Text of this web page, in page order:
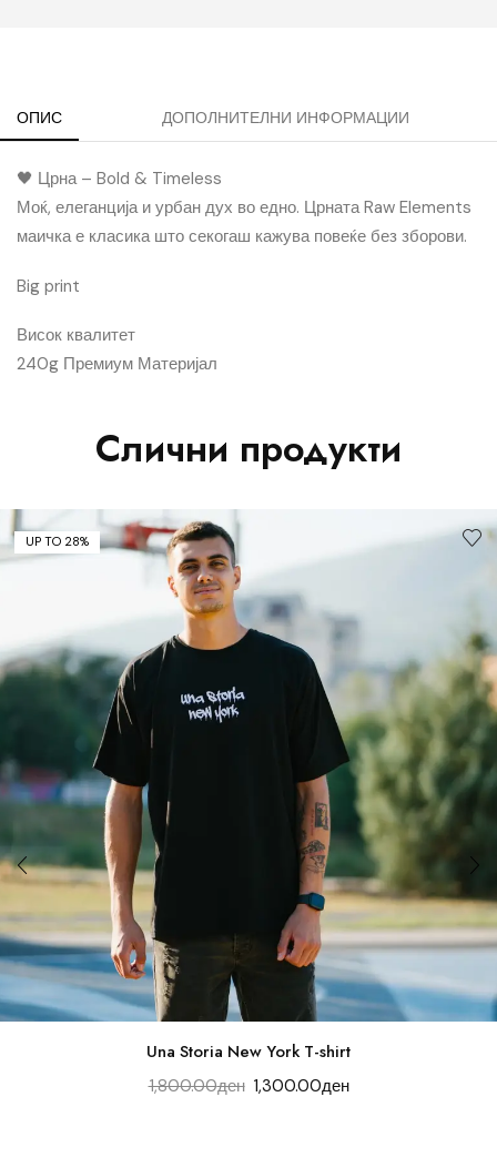
ОПИС ДОПОЛНИТЕЛНИ ИНФОРМАЦИИ
🖤 Црна – Bold & Timeless
Моќ, елеганција и урбан дух во едно. Црната Raw Elements
маичка е класика што секогаш кажува повеќе без зборови.
Big print
Висок квалитет
240g Премиум Материјал
Слични продукти
UP TO 28%
Una Storia New York T-shirt
1,800.00ден 1,300.00ден